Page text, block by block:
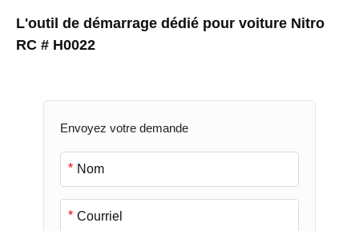
Envoyez votre demande
*
*
L'outil de démarrage dédié pour voiture Nitro
RC # H0022